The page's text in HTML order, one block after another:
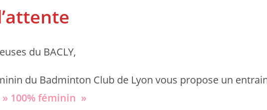
du BACLY,
du Badminton Club de Lyon vous propose un
» 100% féminin »